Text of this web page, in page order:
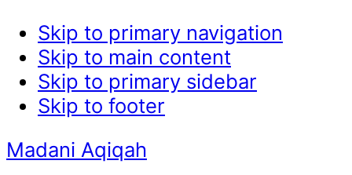
Skip to primary navigation
Skip to main content
Skip to primary sidebar
Skip to footer
Madani Aqiqah